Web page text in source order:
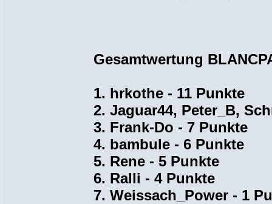
Gesamtwertung
1. hrkothe - 11 Punkte
2. Jaguar44, Peter_B,
3. Frank-Do - 7 Punkte
4. bambule - 6 Punkte
5. Rene - 5 Punkte
6. Ralli - 4 Punkte
7. Weissach_Power - 1